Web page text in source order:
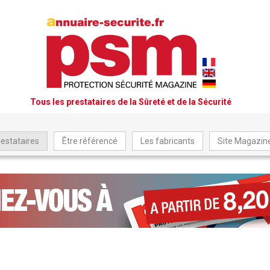
Tous les prestataires de la Sûreté et de la Sécurité
Être référencé Les fabricants Site